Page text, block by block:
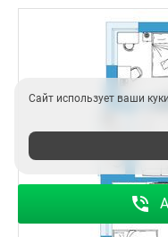
Сайт использует ваши